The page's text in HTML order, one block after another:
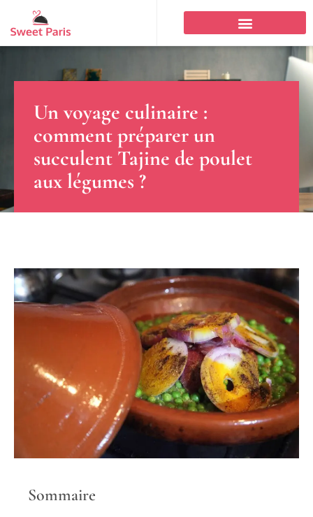
Un voyage culinaire :
comment préparer un
succulent Tajine de poulet
aux légumes ?
Sommaire